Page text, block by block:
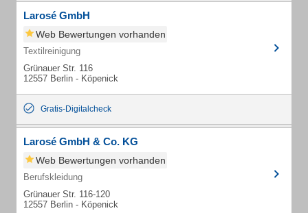
Larosé GmbH
Web Bewertungen vorhanden
Textilreinigung
Grünauer Str. 116
12557 Berlin - Köpenick
Gratis-Digitalcheck
Larosé GmbH & Co. KG
Web Bewertungen vorhanden
Berufskleidung
Grünauer Str. 116-120
12557 Berlin - Köpenick